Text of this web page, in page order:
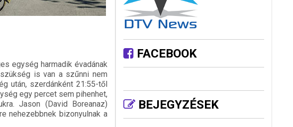
egység harmadik évadának
is van a szűnni nem
után, szerdánként 21:55-től
egy percet sem pihenhet,
Jason (David Boreanaz)
nehezebbnek bizonyulnak a
FACEBOOK
BEJEGYZÉSEK